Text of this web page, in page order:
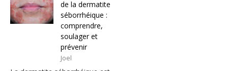
de la dermatite
séborrhéique :
comprendre,
soulager et
prévenir
Joel